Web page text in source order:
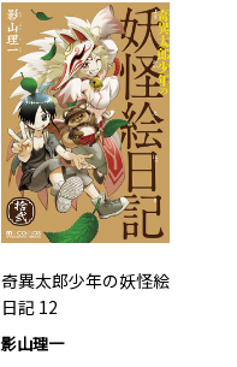
奇異太郎少年の妖怪絵
日記 12
影山理一